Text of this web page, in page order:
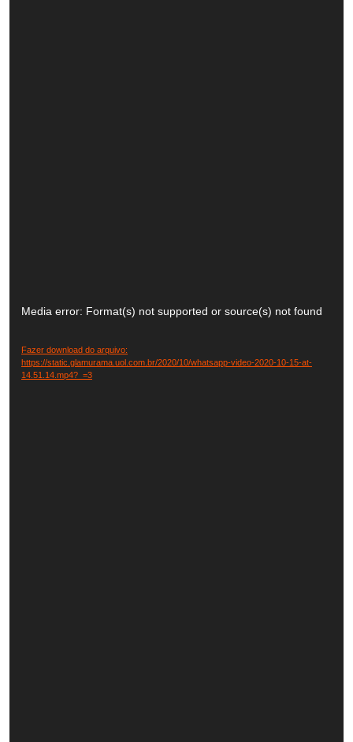
deMedia error: Format(s) not supported or source(s) not found
Fazer download do arquivo:
https://static.glamurama.uol.com.br/2020/10/whatsapp-video-2020-10-15-at-
14.51.14.mp4?_=3